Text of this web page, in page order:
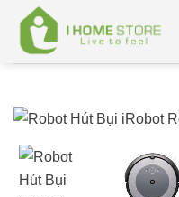
content